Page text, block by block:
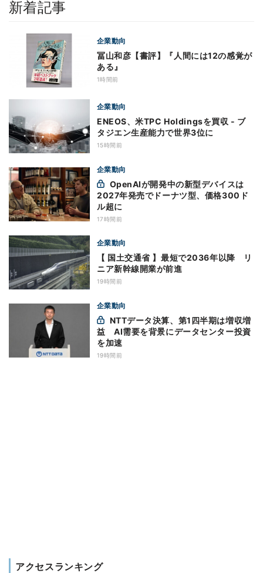
新着記事
企業動向
冨山和彦【書評】『人間には12の感覚が
ある』
1時間前
企業動向
ENEOS、米TPC Holdingsを買収 - ブ
タジエン生産能力で世界3位に
15時間前
企業動向
2027年発売でドーナツ型、価格300ド
ル超に
17時間前
企業動向
【 国土交通省 】最短で2036年以降 リ
ニア新幹線開業が前進
19時間前
企業動向
益 AI需要を背景にデータセンター投資
を加速
19時間前
アクセスランキング